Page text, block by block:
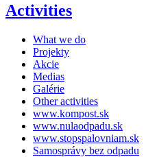
Activities
What we do
Projekty
Akcie
Medias
Galérie
Other activities
www.kompost.sk
www.nulaodpadu.sk
www.stopspalovniam.sk
Samosprávy bez odpadu